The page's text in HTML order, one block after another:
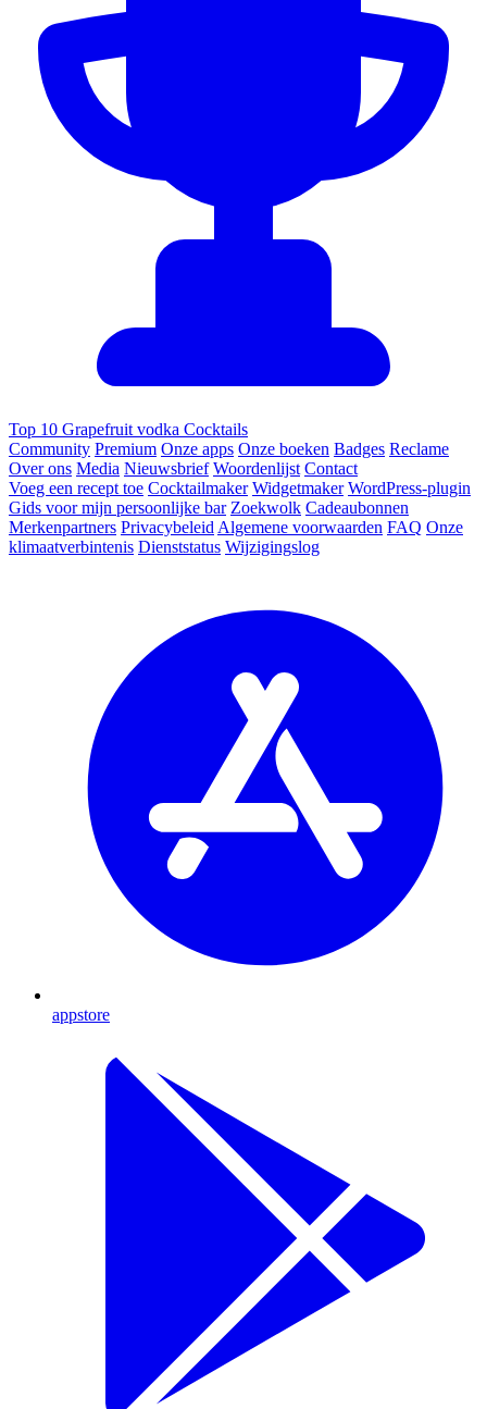
Top 10 Grapefruit vodka Cocktails
Community Premium Onze apps Onze boeken Badges Reclame
Over ons Media Nieuwsbrief Woordenlijst Contact
Voeg een recept toe Cocktailmaker Widgetmaker WordPress-plugin
Gids voor mijn persoonlijke bar Zoekwolk Cadeaubonnen
Merkenpartners Privacybeleid Algemene voorwaarden FAQ Onze
klimaatverbintenis Dienststatus Wijzigingslog
appstore